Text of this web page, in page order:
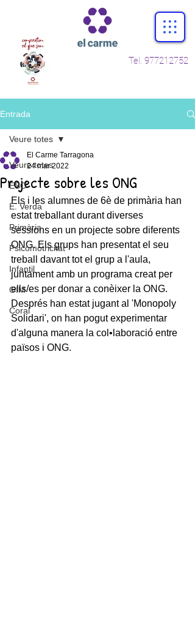
Tel. 977212752
Entrada
Veure totes
ESO
E. Verda
Primària
Psicomotricitat
Infantil
GIM
Coral
Veure totes
Projecte sobre les ONG
El Carme Tarragona
24 mar 2022
Els i les alumnes de 6è de primària han
estat treballant durant diverses
sessions en un projecte sobre diferents
ONG. Els grups han presentat el seu
treball davant tot el grup a l'aula,
juntament amb un programa creat per
ells/es per donar a conèixer la ONG.
Després han estat jugant al 'Monopoly
Solidari', on han pogut experimentar
d'alguna manera la col•laboració entre
països i ONG.